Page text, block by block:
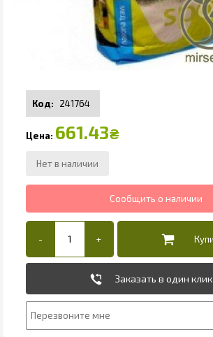
241764
661.43₴
Заказать в один клик